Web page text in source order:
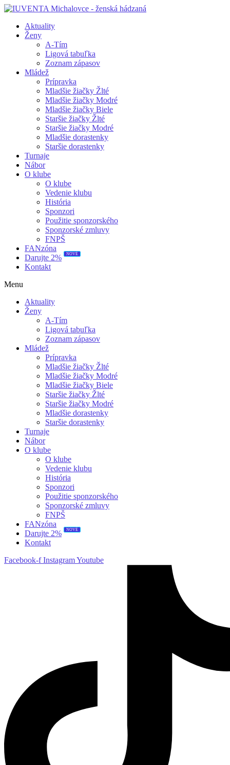
Aktuality
Ženy
A-Tím
Ligová tabuľka
Zoznam zápasov
Mládež
Prípravka
Mladšie žiačky Žlté
Mladšie žiačky Modré
Mladšie žiačky Biele
Staršie žiačky Žlté
Staršie žiačky Modré
Mladšie dorastenky
Staršie dorastenky
Turnaje
Nábor
O klube
O klube
Vedenie klubu
História
Sponzori
Použitie sponzorského
Sponzorské zmluvy
FNPŠ
FANzóna
Darujte 2%
NOVÉ
Kontakt
Menu
Aktuality
Ženy
A-Tím
Ligová tabuľka
Zoznam zápasov
Mládež
Prípravka
Mladšie žiačky Žlté
Mladšie žiačky Modré
Mladšie žiačky Biele
Staršie žiačky Žlté
Staršie žiačky Modré
Mladšie dorastenky
Staršie dorastenky
Turnaje
Nábor
O klube
O klube
Vedenie klubu
História
Sponzori
Použitie sponzorského
Sponzorské zmluvy
FNPŠ
FANzóna
Darujte 2%
NOVÉ
Kontakt
Facebook-f InstagramYoutube